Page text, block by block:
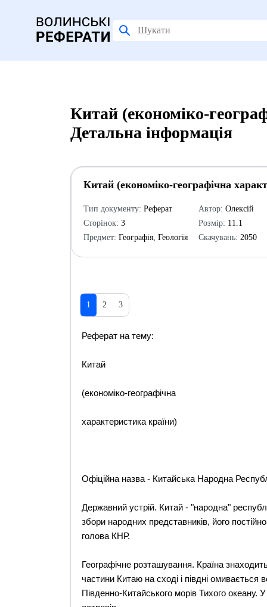
Китай (економіко-
Детальна інформація
Китай (економіко-географічна
Тип документу: Реферат
Сторінок: 3
Предмет: Географія, Геологія
Автор: Олексій
Розмір: 11.1
Скачувань: 2050
1 2 3
Реферат на тему:
Китай
(економіко-географічна
характеристика країни)
Офіційна назва - Китайська Народна
Державний устрій. Китай - "народна"
збори народних представників, його
голова КНР.
Географічне розташування. Країна
частини Китаю на сході і півдні
Південно-Китайського морів Тихого